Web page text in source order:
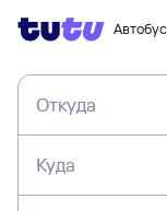
Откуда
Куда